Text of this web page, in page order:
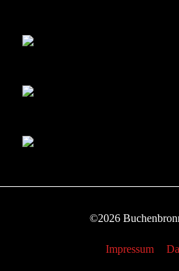
©2026
Impressum